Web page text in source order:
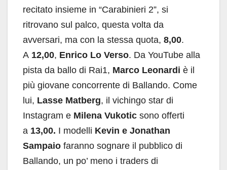
recitato insieme in “Carabinieri 2”, si
ritrovano sul palco, questa volta da
avversari, ma con la stessa quota, 8,00.
A 12,00, Enrico Lo Verso. Da YouTube alla
pista da ballo di Rai1, Marco Leonardi è il
più giovane concorrente di Ballando. Come
lui, Lasse Matberg, il vichingo star di
Instagram e Milena Vukotic sono offerti
a 13,00. I modelli Kevin e Jonathan
Sampaio faranno sognare il pubblico di
Ballando, un po’ meno i traders di